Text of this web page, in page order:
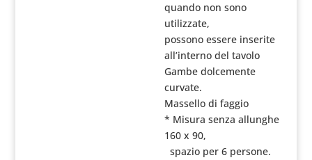
quando non sono
utilizzate,
possono essere inserite
all’interno del tavolo
Gambe dolcemente
curvate.
Massello di faggio
* Misura senza allunghe
160 x 90,
spazio per 6 persone.